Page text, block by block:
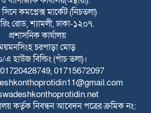
কমপ্লেক্স মার্কেট (নিচতলা)
রোড, শ্যামলী, ঢাকা-১২০৭.
প্রশাসনিক কার্যালয়
চরপাড়া মোড়
হাউজ বিল্ডিং (পাঁচ তলা)।
01715672097
কর্তৃক নিবন্ধন আবেদন পত্রের ক্রমিক নং: